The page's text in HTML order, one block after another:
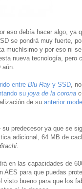
eso debía hacer algo, ya
se pondrá muy fuerte,
muchísimo y por eso ni
nueva tecnología, pero
aún.
entre Blu-Ray y SSD,
su joya de la corona
de su anterior
predecesor ya que se
adicional, 64 MB de
.
en las capacidades de
para que puedas
visto bueno para que los